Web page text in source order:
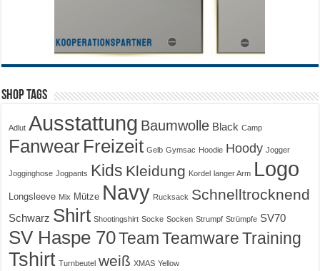
Shop Tags
Adlut Ausstattung Baumwolle Black Camp
Fanwear Freizeit Gelb Gymsac Hoodie Hoody Jogger
Jogginghose Jogpants Kids Kleidung Kordel langer Arm Logo
Longsleeve Mix Mütze Navy Rucksack Schnelltrocknend
Schwarz Shirt Shootingshirt Socke Socken Strumpf Strümpfe SV70
SV Haspe 70Team Teamware Training
Tshirt Turnbeutel weiß XMAS Yellow